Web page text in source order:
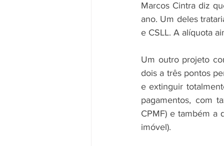
Marcos Cintra diz
ano. Um deles
e CSLL. A alíquota
Um outro projeto
dois a três pontos
e extinguir
pagamentos, com
CPMF) e também a
imóvel).